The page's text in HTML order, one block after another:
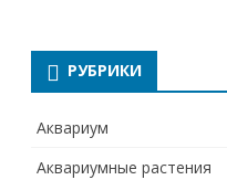
РУБРИКИ
Аквариум
Аквариумные растения